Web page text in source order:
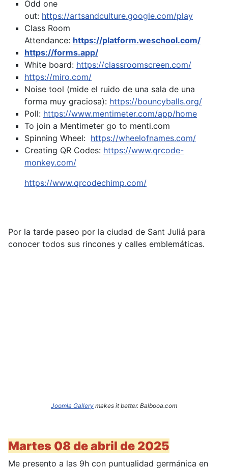
Odd one
out: https://artsandculture.google.com/play
Class Room
Attendance: https://platform.weschool.com/
https://forms.app/
White board: https://classroomscreen.com/
https://miro.com/
Noise tool (mide el ruido de una sala de una
forma muy graciosa): https://bouncyballs.org/
Poll: https://www.mentimeter.com/app/home
To join a Mentimeter go to menti.com
Spinning Wheel: https://wheelofnames.com/
Creating QR Codes: https://www.qrcode-
monkey.com/
https://www.qrcodechimp.com/
Por la tarde paseo por la ciudad de Sant Juliá para
conocer todos sus rincones y calles emblemáticas.
Joomla Gallery makes it better. Balbooa.com
Martes 08 de abril de 2025
Me presento a las 9h con puntualidad germánica en